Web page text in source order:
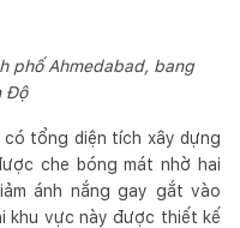
phố Ahmedabad, bang
Độ
có tổng diện tích xây dựng
che bóng mát nhờ hai
ánh nắng gay gắt vào
khu vực này được thiết kế